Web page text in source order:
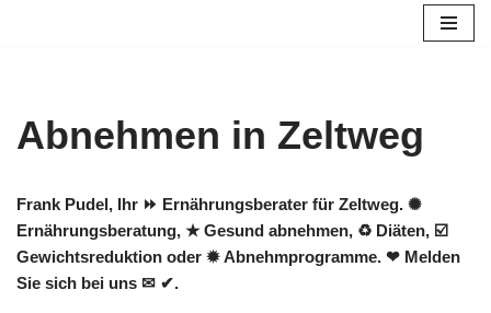
Abnehmen in Zeltweg
Frank Pudel, Ihr ⏩ Ernährungsberater für Zeltweg. ✺
Ernährungsberatung, ★ Gesund abnehmen, ♻ Diäten, ☑️
Gewichtsreduktion oder ✹ Abnehmprogramme. ❤ Melden
Sie sich bei uns ✉ ✔.